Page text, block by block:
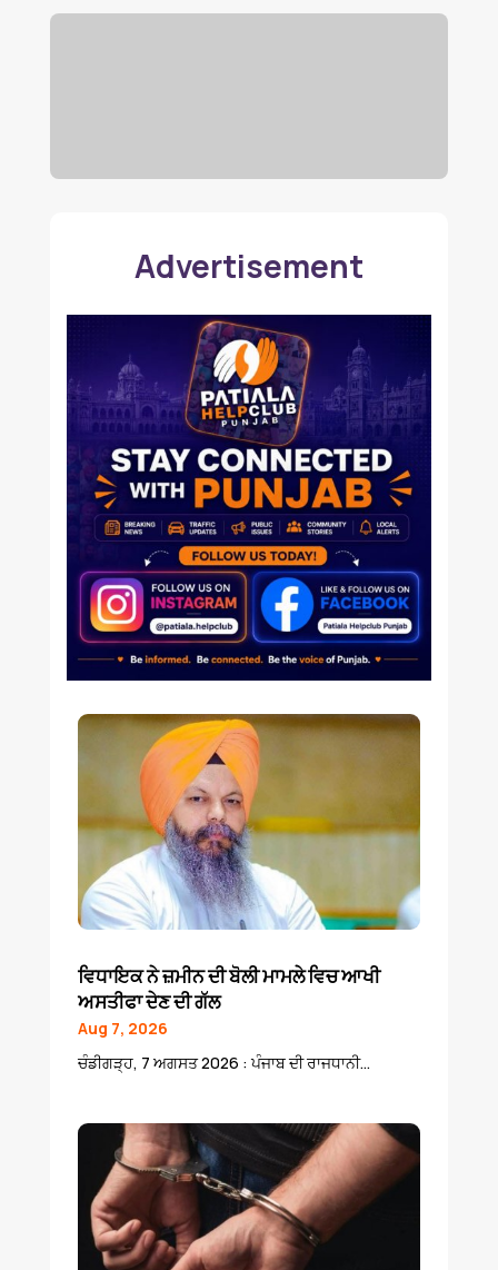
Advertisement
ਵਿਧਾਇਕ ਨੇ ਜ਼ਮੀਨ ਦੀ ਬੋਲੀ ਮਾਮਲੇ ਵਿਚ ਆਖੀ
ਅਸਤੀਫਾ ਦੇਣ ਦੀ ਗੱਲ
Aug 7, 2026
ਚੰਡੀਗੜ੍ਹ, 7 ਅਗਸਤ 2026 : ਪੰਜਾਬ ਦੀ ਰਾਜਧਾਨੀ...